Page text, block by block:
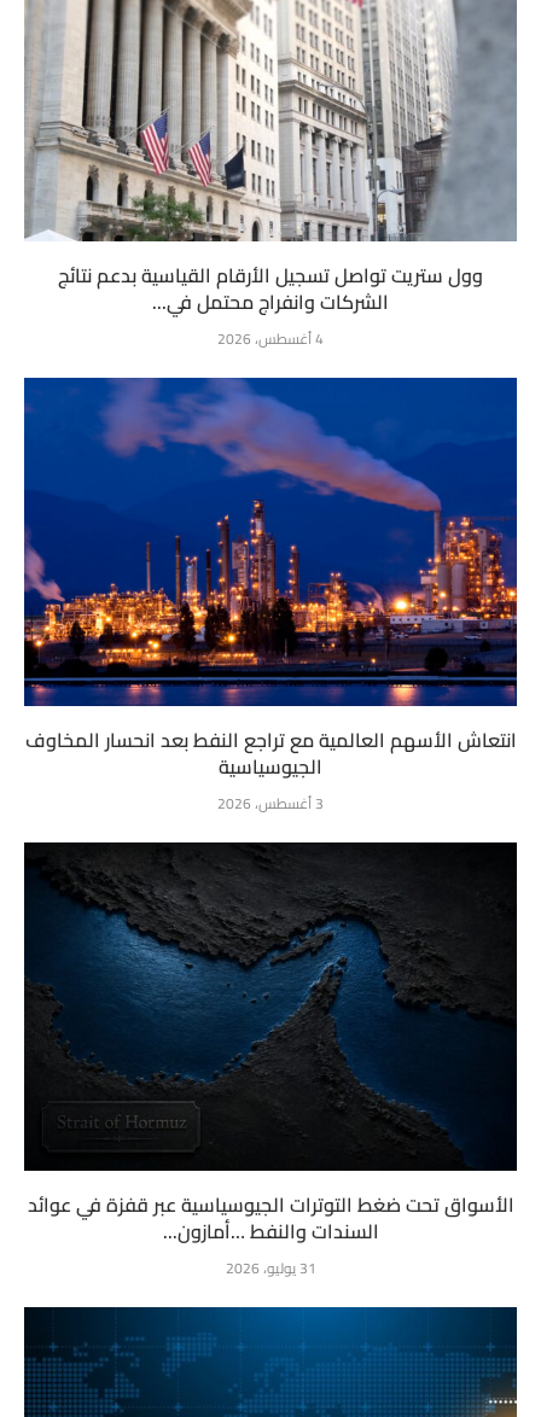
وول ستريت تواصل تسجيل الأرقام القياسية بدعم نتائج
الشركات وانفراج محتمل في...
4 أغسطس، 2026
انتعاش الأسهم العالمية مع تراجع النفط بعد انحسار المخاوف
الجيوسياسية
3 أغسطس، 2026
الأسواق تحت ضغط التوترات الجيوسياسية عبر قفزة في عوائد
السندات والنفط …أمازون...
31 يوليو، 2026